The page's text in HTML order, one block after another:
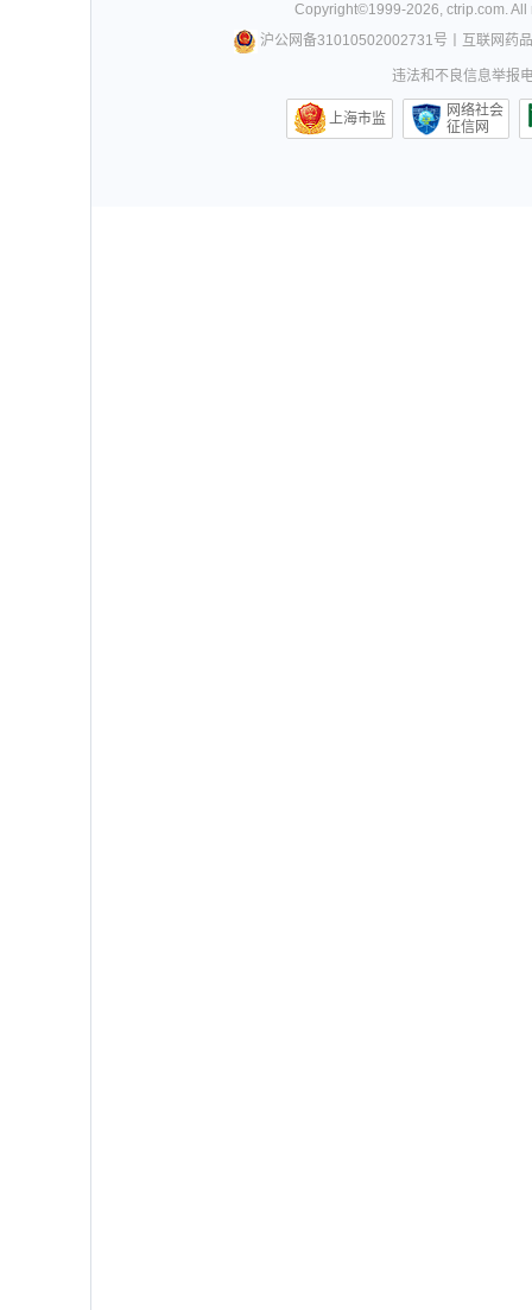
Copyright©1999-2026,ctrip.com.
沪公网备31010502002731号
互联网药
违法和不良信息举报
上海市监
网络社会
征信网